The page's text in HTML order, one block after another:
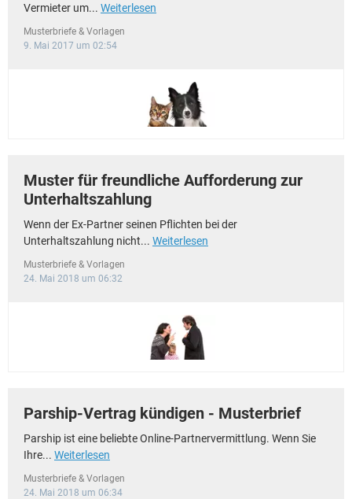
Vermieter um... Weiterlesen
Musterbriefe & Vorlagen
9. Mai 2017 um 02:54
Muster für freundliche Aufforderung zur
Unterhaltszahlung
Wenn der Ex-Partner seinen Pflichten bei der
Unterhaltszahlung nicht... Weiterlesen
Musterbriefe & Vorlagen
24. Mai 2018 um 06:32
Parship-Vertrag kündigen - Musterbrief
Parship ist eine beliebte Online-Partnervermittlung. Wenn Sie
Ihre... Weiterlesen
Musterbriefe & Vorlagen
24. Mai 2018 um 06:34